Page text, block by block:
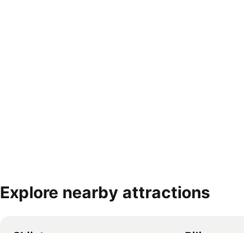
Explore nearby attractions